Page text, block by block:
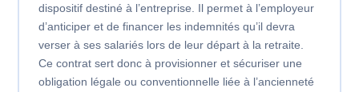
dispositif destiné à l’entreprise. Il permet à l’employeur
d’anticiper et de financer les indemnités qu’il devra
verser à ses salariés lors de leur départ à la retraite.
Ce contrat sert donc à provisionner et sécuriser une
obligation légale ou conventionnelle liée à l’ancienneté